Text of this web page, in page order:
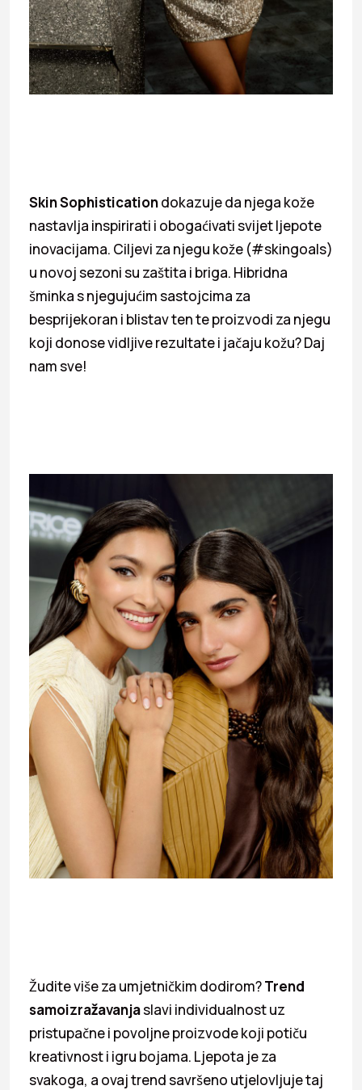
Skin Sophisticationdokazuje da njega kože
nastavlja inspirirati i obogaćivati svijet ljepote
inovacijama. Ciljevi za njegu kože (#skingoals)
u novoj sezoni su zaštita i briga. Hibridna
šminka s njegujućim sastojcima za
besprijekoran i blistav ten te proizvodi za njegu
koji donose vidljive rezultate i jačaju kožu? Daj
nam sve!
Žudite više za umjetničkim dodirom?Trend
samoizražavanjaslavi individualnost uz
pristupačne i povoljne proizvode koji potiču
kreativnost i igru bojama. Ljepota je za
svakoga, a ovaj trend savršeno utjelovljuje taj